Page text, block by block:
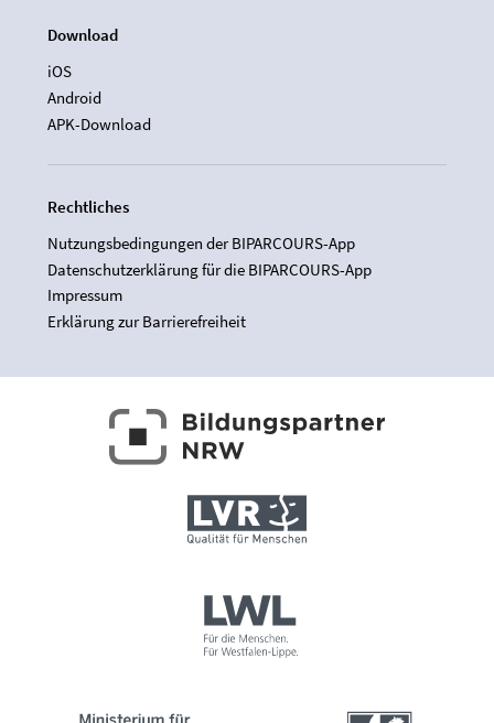
Download
iOS
Android
APK-Download
Rechtliches
Nutzungsbedingungen der BIPARCOURS-App
Datenschutzerklärung für die BIPARCOURS-App
Impressum
Erklärung zur Barrierefreiheit